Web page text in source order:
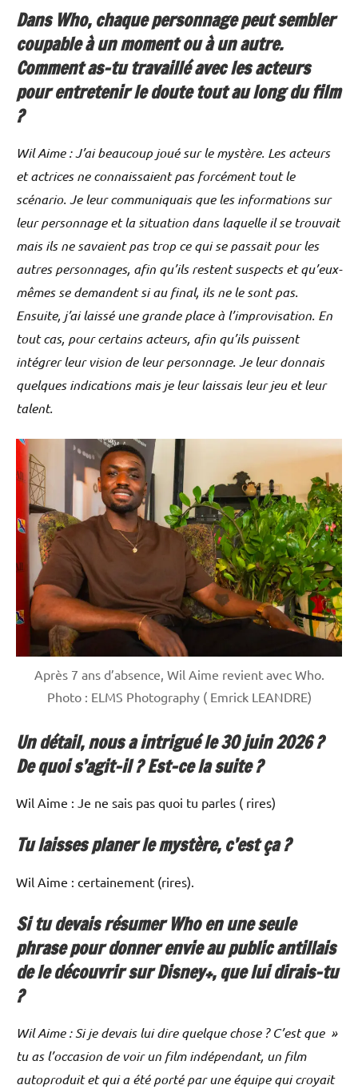
Dans Who, chaque personnage peut sembler
coupable à un moment ou à un autre.
Comment as-tu travaillé avec les acteurs
pour entretenir le doute tout au long du film
?
Wil Aime : J’ai beaucoup joué sur le mystère. Les acteurs
et actrices ne connaissaient pas forcément tout le
scénario. Je leur communiquais que les informations sur
leur personnage et la situation dans laquelle il se trouvait
mais ils ne savaient pas trop ce qui se passait pour les
autres personnages, afin qu’ils restent suspects et qu’eux-
mêmes se demandent si au final, ils ne le sont pas.
Ensuite, j’ai laissé une grande place à l’improvisation. En
tout cas, pour certains acteurs, afin qu’ils puissent
intégrer leur vision de leur personnage. Je leur donnais
quelques indications mais je leur laissais leur jeu et leur
talent.
Après 7 ans d’absence, Wil Aime revient avec Who.
Photo : ELMS Photography ( Emrick LEANDRE)
Un détail, nous a intrigué le 30 juin 2026 ?
De quoi s’agit-il ? Est-ce la suite ?
Wil Aime : Je ne sais pas quoi tu parles ( rires)
Tu laisses planer le mystère, c’est ça ?
Wil Aime : certainement (rires).
Si tu devais résumer Who en une seule
phrase pour donner envie au public antillais
de le découvrir sur Disney+, que lui dirais-tu
?
Wil Aime : Si je devais lui dire quelque chose ? C’est que »
tu as l’occasion de voir un film indépendant, un film
autoproduit et qui a été porté par une équipe qui croyait